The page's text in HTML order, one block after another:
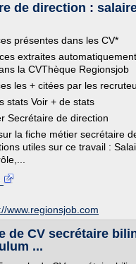
de direction :
présentes dans les CV*
extraites
la CVThèque Regionsjob
les + citées par les
stats Voir + de stats
Secrétaire de direction
la fiche métier secrétaire
utiles sur ce travail :
www.regionsjob.com
de CV secrétaire
...